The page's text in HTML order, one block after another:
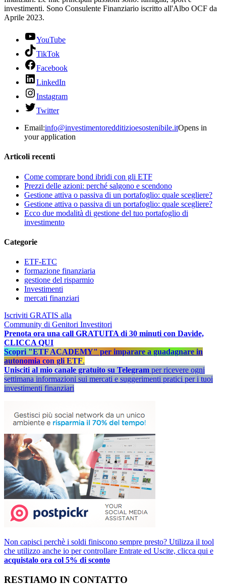
investimenti. Sono Consulente Finanziario iscritto all'Albo OCF da
Aprile 2023.
YouTube
TikTok
Facebook
LinkedIn
Instagram
Twitter
Email:info@investimentoredditizioesostenibile.itOpens in
your application
Articoli recenti
Come comprare bond ibridi con gli ETF
Prezzi delle azioni: perché salgono e scendono
Gestione attiva o passiva di un portafoglio: quale scegliere?
Gestione attiva o passiva di un portafoglio: quale scegliere?
Ecco due modalità di gestione del tuo portafoglio di
investimento
Categorie
ETF-ETC
formazione finanziaria
gestione del risparmio
Investimenti
mercati finanziari
Iscriviti GRATIS alla
Community di Genitori Investitori
Prenota ora una call GRATUITA di 30 minuti con Davide,
CLICCA QUI
Scopri "ETF ACADEMY" per imparare a guadagnare in
autonomia con gli ETF.
Unisciti al mio canale gratuito su Telegram per ricevere ogni
settimana informazioni sui mercati e suggerimenti pratici per i tuoi
investimenti finanziari
Non capisci perchè i soldi finiscono sempre presto? Utilizza il tool
che utilizzo anche io per controllare Entrate ed Uscite, clicca qui e
acquistalo ora col 5% di sconto
RESTIAMO IN CONTATTO